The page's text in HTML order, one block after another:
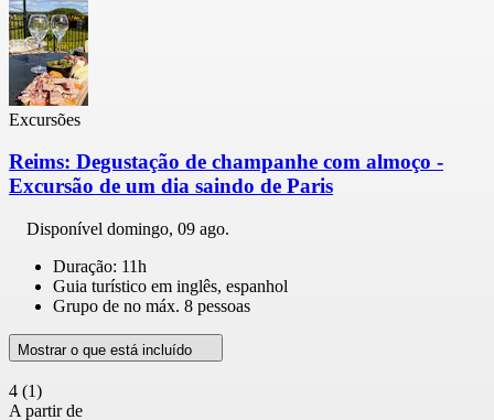
Excursões
Reims: Degustação de champanhe com almoço -
Excursão de um dia saindo de Paris
Disponível domingo, 09 ago.
Duração: 11h
Guia turístico em inglês, espanhol
Grupo de no máx. 8 pessoas
Mostrar o que está incluído
4 (1)
A partir de